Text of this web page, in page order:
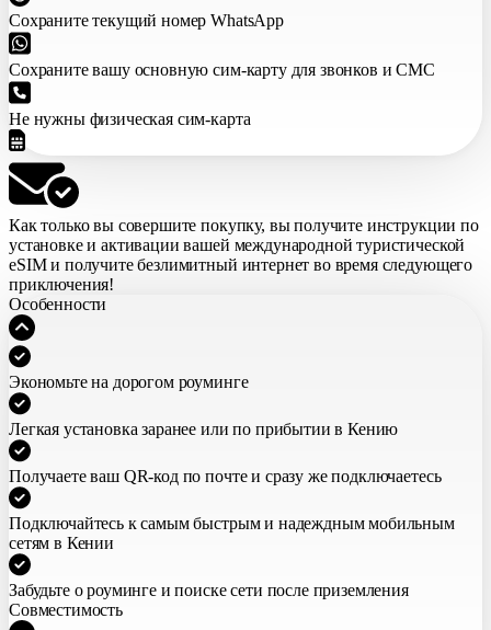
Сохраните текущий номер WhatsApp
Сохраните вашу основную сим-карту для звонков и СМС
Не нужны физическая сим-карта
Как только вы совершите покупку, вы получите инструкции по
установке и активации вашей международной туристической
eSIMи получите безлимитный интернет во время следующего
приключения!
Особенности
Экономьте на дорогом роуминге
Легкая установка заранее или по прибытии в Кению
Получаете ваш QR-код по почте и сразу же подключаетесь
Подключайтесь к самым быстрым и надеждным мобильным
сетям в Кении
Забудьте о роуминге и поиске сети после приземления
Совместимость